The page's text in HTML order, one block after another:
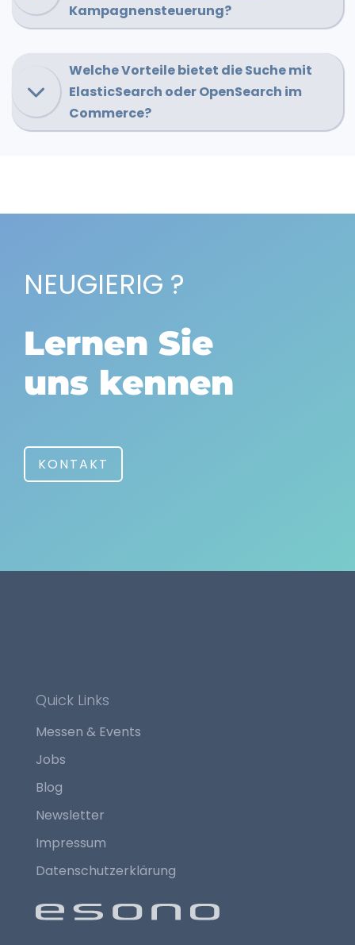
Kampagnensteuerung?
Welche Vorteile bietet die Suche mit
ElasticSearch oder OpenSearch im
Commerce?
NEUGIERIG ?
Lernen Sie
uns kennen
KONTAKT
Quick Links
Messen & Events
Jobs
Blog
Newsletter
Impressum
Datenschutzerklärung